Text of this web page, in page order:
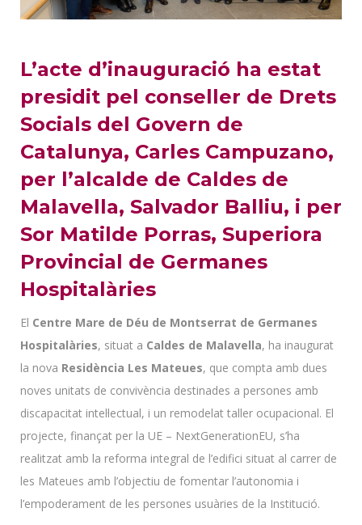
L’acte d’inauguració ha estat
presidit pel conseller de Drets
Socials del Govern de
Catalunya, Carles Campuzano,
per l’alcalde de Caldes de
Malavella, Salvador Balliu, i per
Sor Matilde Porras, Superiora
Provincial de Germanes
Hospitalàries
El Centre Mare de Déu de Montserrat de Germanes
Hospitalàries, situat a Caldes de Malavella, ha inaugurat
la nova Residència Les Mateues, que compta amb dues
noves unitats de convivència destinades a persones amb
discapacitat intel·lectual, i un remodelat taller ocupacional. El
projecte, finançat per la UE – NextGenerationEU, s’ha
realitzat amb la reforma integral de l’edifici situat al carrer de
les Mateues amb l’objectiu de fomentar l’autonomia i
l’empoderament de les persones usuàries de la Institució.